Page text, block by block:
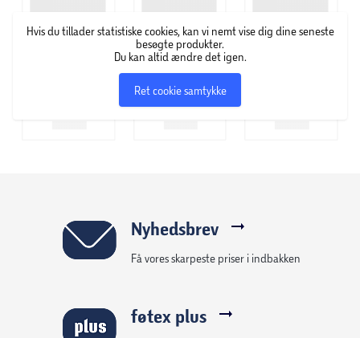
Hvis du tillader statistiske cookies, kan vi nemt vise dig dine seneste
besøgte produkter.
Du kan altid ændre det igen.
Ret cookie samtykke
Nyhedsbrev
Få vores skarpeste priser i indbakken
føtex plus